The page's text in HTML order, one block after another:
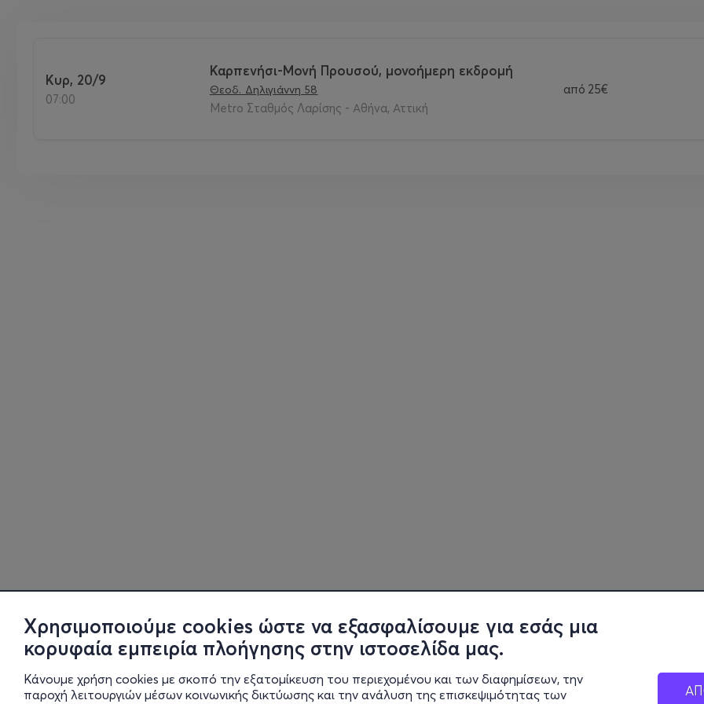
Χρησιμοποιούμε cookies ώστε να εξασφαλίσουμε για εσάς μια
κορυφαία εμπειρία πλοήγησης στην ιστοσελίδα μας.
Κάνουμε χρήση cookies με σκοπό την εξατομίκευση του περιεχομένου και των διαφημίσεων, την
παροχή λειτουργιών μέσων κοινωνικής δικτύωσης και την ανάλυση της επισκεψιμότητας των
Κυρ, 20/9
07:00
Καρπενήσι-Μονή Προυσού, μονοήμερη εκδρομή
Θεοδ. Δηλιγιάννη 58
Metro Σταθμός Λαρίσης - Αθήνα, Αττική
από 25€